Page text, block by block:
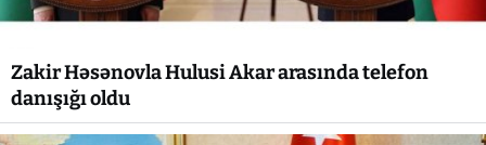
Zakir Həsənovla Hulusi Akar arasında telefon
danışığı oldu